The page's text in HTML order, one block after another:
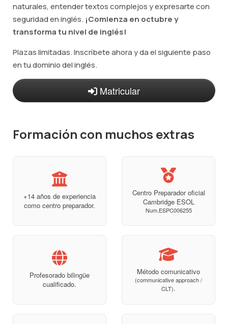
naturales, entender textos complejos y expresarte con
seguridad en inglés. ¡Comienza en octubre y
transforma tu nivel de inglés!
Plazas limitadas. Inscríbete ahora y da el siguiente paso
en tu dominio del inglés.
Matricular
Formación con muchos extras
+14 años de experiencia
como centro preparador.
Centro Preparador oficial
Cambridge ESOL
Num.ESPC006255
Profesorado bilingüe
cualificado.
Método comunicativo
(communicative approach /
CLT).